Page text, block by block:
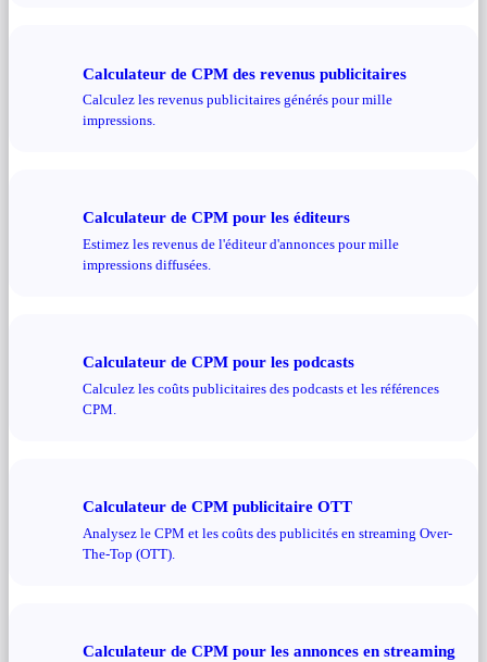
Calculateur de CPM des revenus publicitaires
Calculez les revenus publicitaires générés pour mille
impressions.
Calculateur de CPM pour les éditeurs
Estimez les revenus de l'éditeur d'annonces pour mille
impressions diffusées.
Calculateur de CPM pour les podcasts
Calculez les coûts publicitaires des podcasts et les références
CPM.
Calculateur de CPM publicitaire OTT
Analysez le CPM et les coûts des publicités en streaming Over-
The-Top (OTT).
Calculateur de CPM pour les annonces en streaming